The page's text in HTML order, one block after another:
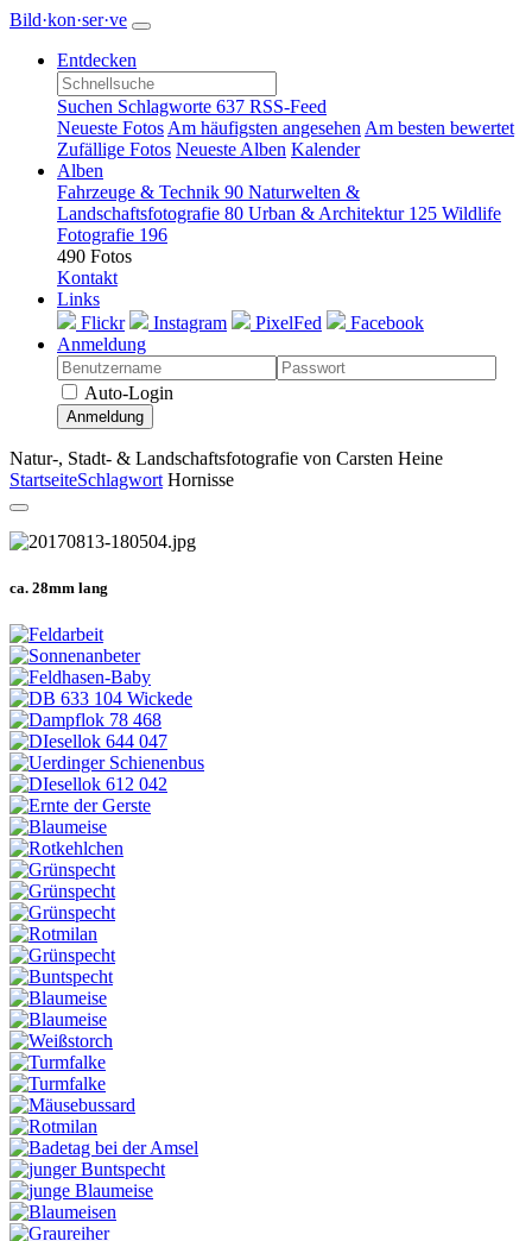
Bild·kon·ser·ve
Entdecken
Suchen Schlagworte 637 RSS-Feed
Neueste Fotos Am häufigsten angesehen Am besten bewertet
Zufällige Fotos Neueste Alben Kalender
Alben
Fahrzeuge & Technik 90 Naturwelten &
Landschaftsfotografie 80 Urban & Architektur 125 Wildlife
Fotografie 196
490 Fotos
Kontakt
Links
Flickr
Instagram PixelFed
Facebook
Anmeldung
Auto-Login
Anmeldung
Natur-, Stadt- & Landschaftsfotografie von Carsten Heine
StartseiteSchlagwort Hornisse
ca. 28mm lang